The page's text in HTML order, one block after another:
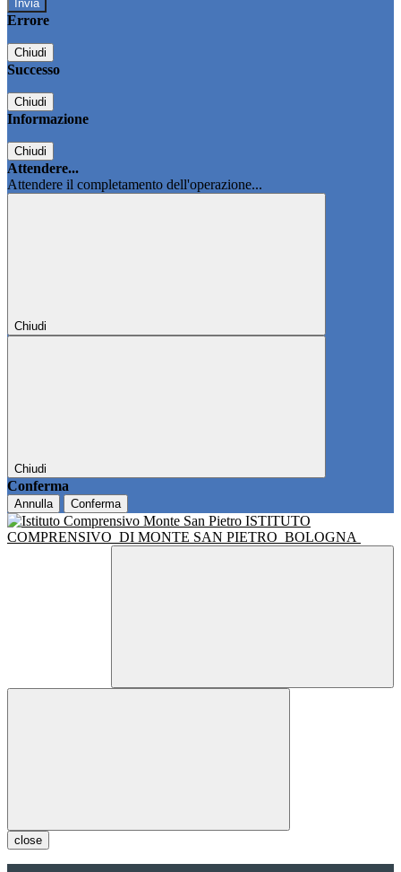
Errore
Chiudi
Successo
Chiudi
Informazione
Chiudi
Attendere...
Attendere il completamento dell'operazione...
Chiudi
Chiudi
Conferma
Annulla Conferma
ISTITUTO
COMPRENSIVO DI MONTE SAN PIETRO BOLOGNA
close